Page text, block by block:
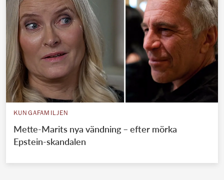
KUNGAFAMILJEN
Mette-Marits nya vändning – efter mörka
Epstein-skandalen